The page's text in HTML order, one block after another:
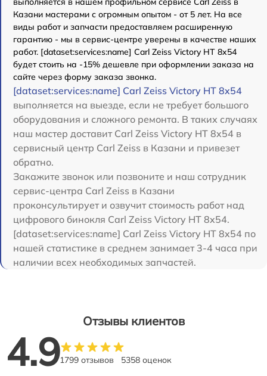
Казани мастерами с огромным опытом - от 5 лет. На все
виды работ и запчасти предоставляем расширенную
гарантию - мы в сервис-центре уверены в качестве наших
работ. [dataset:services:name] Carl Zeiss Victory HT 8x54
будет стоить на -15% дешевле при оформлении заказа на
сайте через форму заказа звонка.
[dataset:services:name] Carl Zeiss Victory HT 8x54
выполняется на выезде, если не требует большого
оборудования и сложного ремонта. В таких случаях
наш мастер доставит Carl Zeiss Victory HT 8x54 в
сервисный центр Carl Zeiss в Казани и привезет
обратно.
Закажите звонок или позвоните и наш сотрудник
сервис-центра Carl Zeiss в Казани
проконсультирует и озвучит стоимость работ над
цифрового бинокля Carl Zeiss Victory HT 8x54.
[dataset:services:name] Carl Zeiss Victory HT 8x54 по
нашей статистике в среднем занимает 3-4 часа при
наличии всех необходимых запчастей.
Отзывы клиентов
4.91799 отзывов 5358 оценок